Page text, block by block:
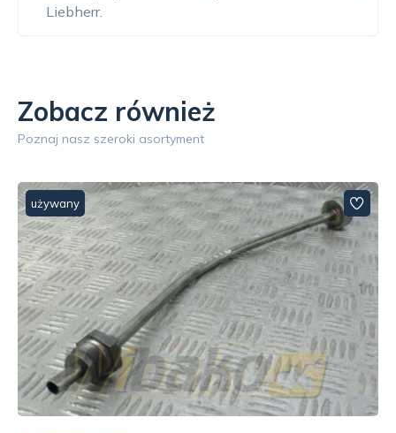
Liebherr.
Zobacz również
Poznaj nasz szeroki asortyment
używany